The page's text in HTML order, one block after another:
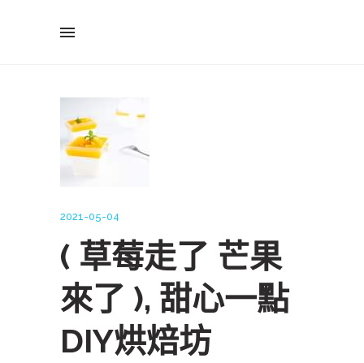
2021-05-04
( 草莓走了 芒果
來了 ), 甜心一點
DIY烘焙坊